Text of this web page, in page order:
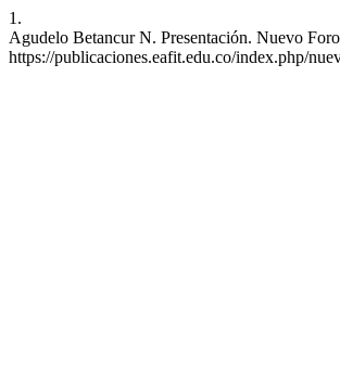
1.
Agudelo Betancur N. Presentación. Nuevo
https://publicaciones.eafit.edu.co/index.php/